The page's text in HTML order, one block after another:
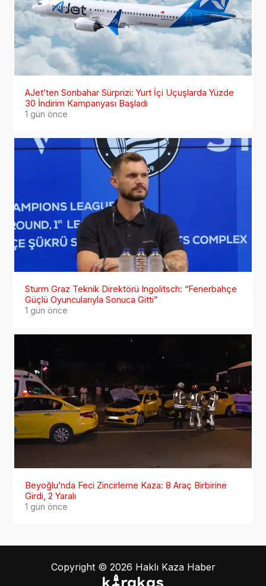
AJet’ten Sonbahar Sürprizi: Yurt İçi Uçuşlarda Yüzde
30 İndirim Kampanyası Başladı
1 gün önce
Sturm Graz Teknik Direktörü Ingolitsch: “Fenerbahçe
Güçlü Oyuncularıyla Sonuca Gitti”
1 gün önce
Beyoğlu’nda Feci Zincirleme Kaza: 8 Araç Birbirine
Girdi, 2 Yaralı
1 gün önce
Copyright © 2026 Haklı Kaza Haber